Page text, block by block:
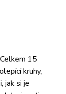
15
kruhy,
jak si je